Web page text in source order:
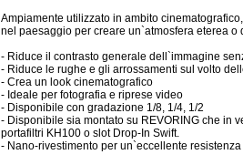
Ampiamente utilizzato in ambito
nel paesaggio per creare un`atmosfera eterea o
- Riduce il contrasto generale dell`immagine
- Riduce le rughe e gli arrossamenti sul volto
- Crea un look cinematografico
- Ideale per fotografia e riprese video
- Disponibile con gradazione 1/8, 1/4, 1/2
- Disponibile sia montato su REVORING che in
portafiltri KH100 o slot Drop-In Swift.
- Nano-rivestimento per un`eccellente